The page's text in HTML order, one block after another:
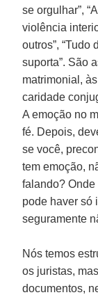
se orgulhar”,
violência
outros”, “Tudo
suporta”. São
matrimonial,
caridade
A emoção no
fé. Depois,
se você,
tem emoção,
falando?
pode haver só
seguramente
Nós temos
os juristas,
documentos,